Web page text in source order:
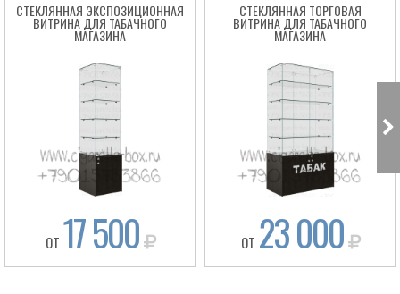
СТЕКЛЯННАЯ ЭКСПОЗИЦИОННАЯ
ВИТРИНА ДЛЯ ТАБАЧНОГО
МАГАЗИНА
ОТ 17 500
СТЕКЛЯННАЯ ТОРГОВАЯ
ВИТРИНА ДЛЯ ТАБАЧНОГО
МАГАЗИНА
ОТ 23 000